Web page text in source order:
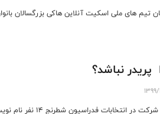
تیم های ملی اسکیت آنلاین هاکی بزرگسالان
پریدر نباشد؟
برای شرکت در انتخابات